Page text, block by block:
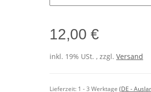
12,00 €
inkl. 19% USt. , zzgl. Versand
Lieferzeit: 1 - 3 Werktage (DE -